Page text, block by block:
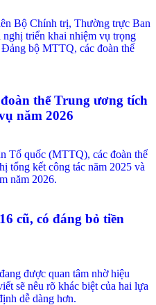
Bộ Chính trị, Thường trực Ban
triển khai nhiệm vụ trọng
bộ MTTQ, các đoàn thể
thể Trung ương tích
năm 2026
Tổ quốc (MTTQ), các đoàn thể
tổng kết công tác năm 2025 và
năm 2026.
cũ, có đáng bỏ tiền
được quan tâm nhờ hiệu
sẽ nêu rõ khác biệt của hai lựa
dễ dàng hơn.